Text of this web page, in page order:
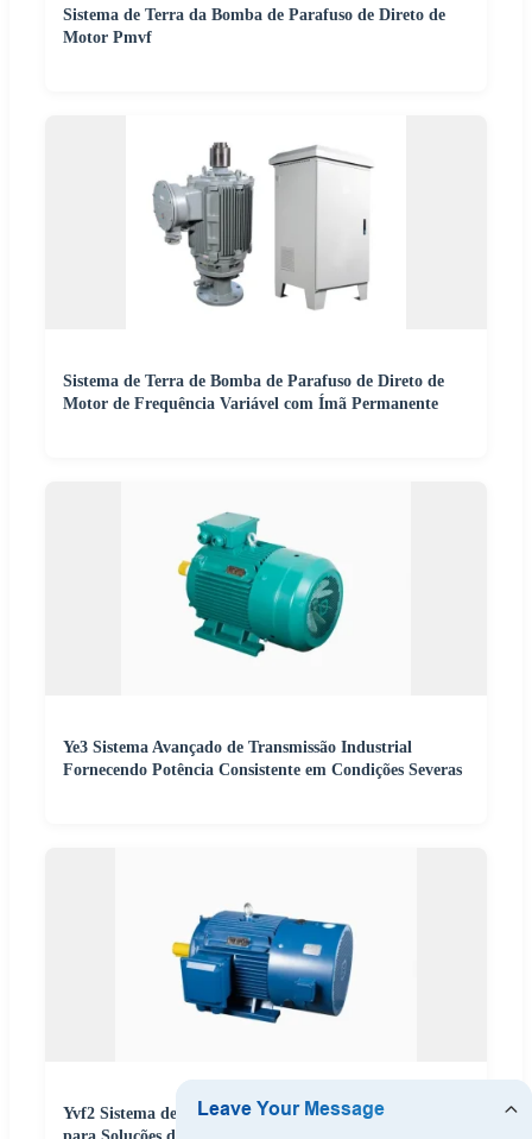
Sistema de Terra da Bomba de Parafuso de Direto de
Motor Pmvf
Sistema de Terra de Bomba de Parafuso de Direto de
Motor de Frequência Variável com Ímã Permanente
Ye3 Sistema Avançado de Transmissão Industrial
Fornecendo Potência Consistente em Condições Severas
Yvf2 Sistema de Controle de Movimento Inteligente